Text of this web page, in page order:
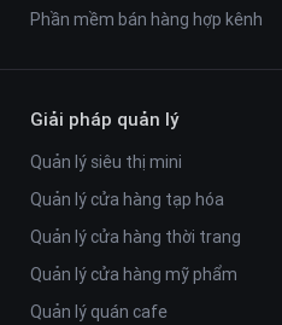
phẩm như thế này rất cần
ngày giao phù hợp.
Phần mềm bán hàng hợp kênh
Giải pháp quản lý
Quản lý siêu thị mini
Quản lý cửa hàng tạp hóa
Quản lý cửa hàng thời trang
Quản lý cửa hàng mỹ phẩm
Quản lý quán cafe